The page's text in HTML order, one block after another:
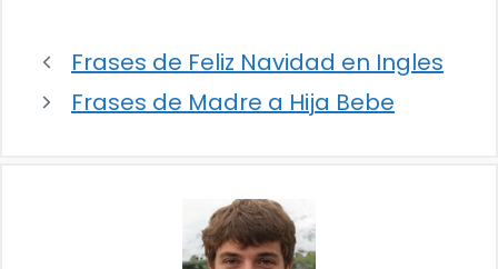
Frases de Feliz Navidad en Ingles
Frases de Madre a Hija Bebe